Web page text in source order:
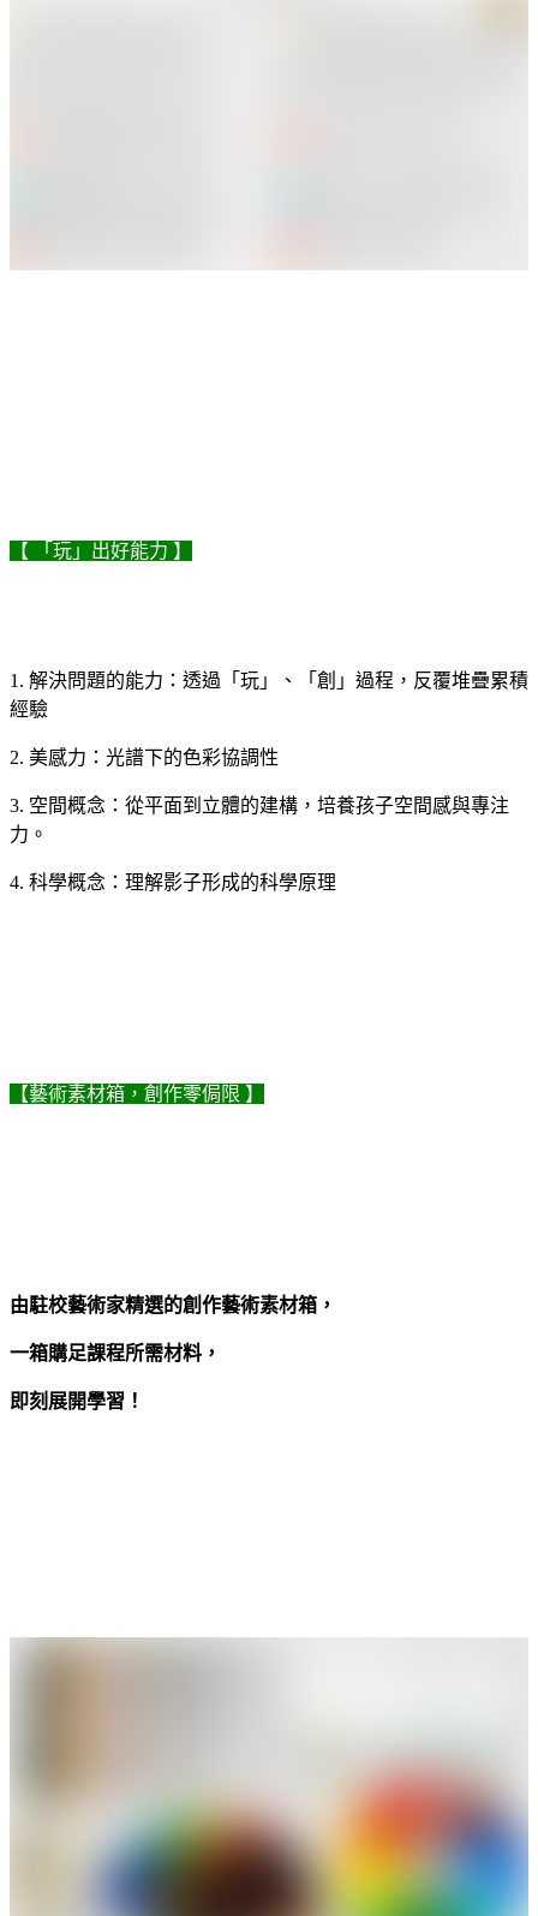
【 「玩」出好能力 】
1. 解決問題的能力：透過「玩」、「創」過程，反覆堆疊累積
經驗
2. 美感力：光譜下的色彩協調性
3. 空間概念：從平面到立體的建構，培養孩子空間感與專注
力。
4. 科學概念：理解影子形成的科學原理
【藝術素材箱，創作零侷限 】
由駐校藝術家精選的創作藝術素材箱，
一箱購足課程所需材料，
即刻展開學習！